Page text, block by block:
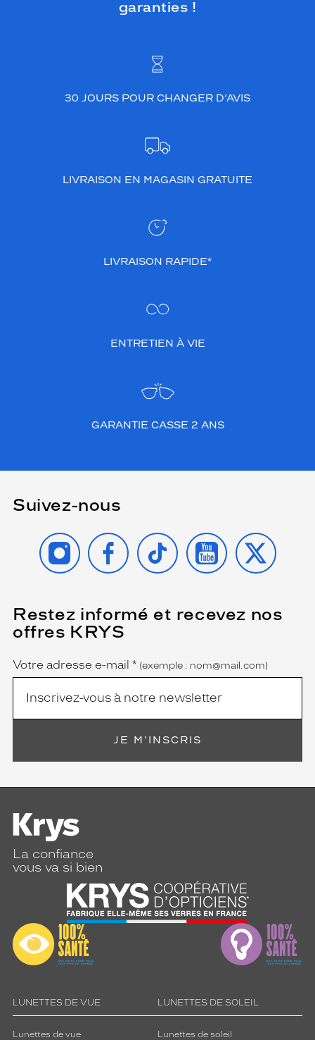
garanties !
30 JOURS POUR CHANGER D’AVIS
LIVRAISON EN MAGASIN GRATUITE
LIVRAISON RAPIDE*
ENTRETIEN À VIE
GARANTIE CASSE 2 ANS
Suivez-nous
INSTAGRAMFACEBOOK
TIKTOK YOUTUBE
X
Restez informé et recevez nos
offres KRYS
Name
Votre adresse e-mail *
(Ce
champ
est
obligatoire)
(exemple : nom@mail.com)
JE M'INSCRIS
La confiance
vous va si bien
LUNETTES DE VUE
Lunettes de vue
LUNETTES DE SOLEIL
Lunettes de soleil